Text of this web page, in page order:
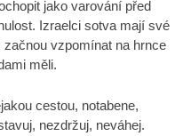
jako varování před
Izraelci sotva mají své
vzpomínat na hrnce
měli.
cestou, notabene,
nezdržuj, neváhej.